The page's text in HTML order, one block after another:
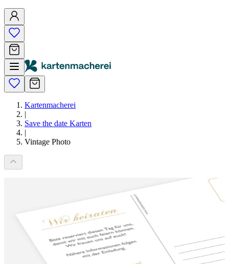
Kartenmacherei
|
Save the date Karten
|
Vintage Photo